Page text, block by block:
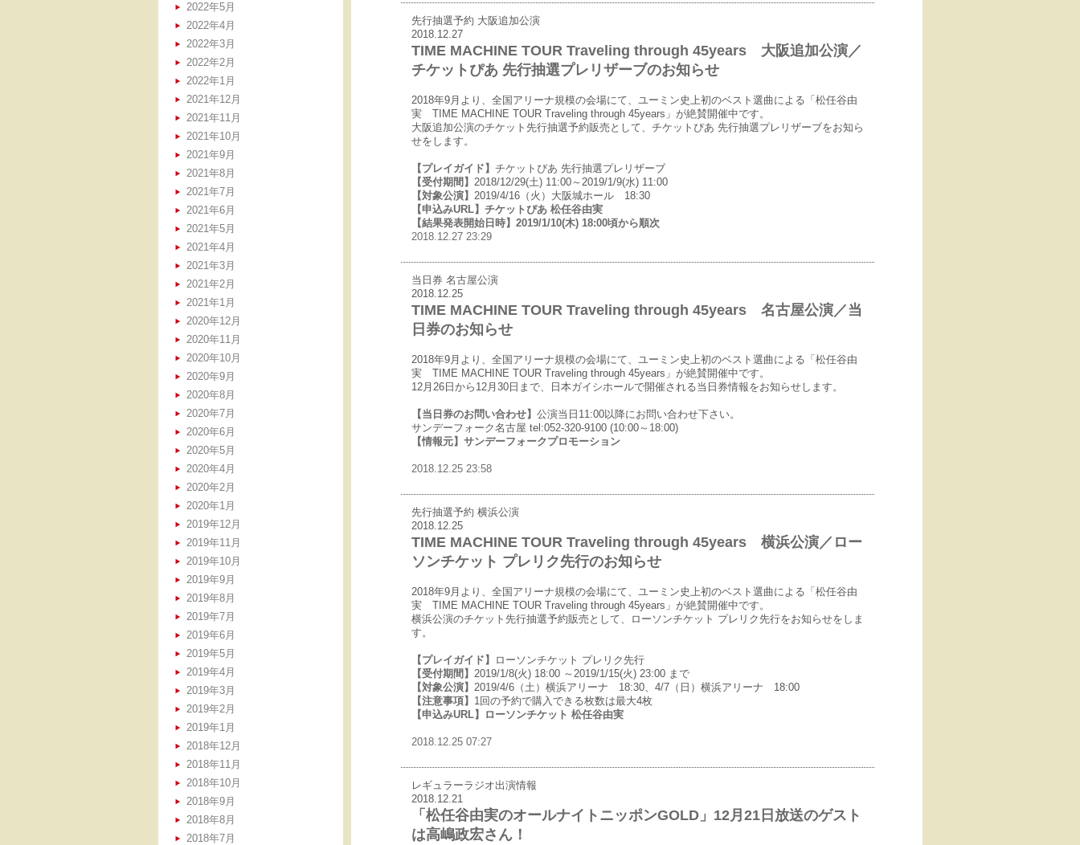
先行抽選予約 大阪追加公演
2018.12.27
TIME MACHINE TOUR Traveling through 45years 大阪追加公演／
チケットぴあ 先行抽選プレリザーブのお知らせ
2018年9月より、全国アリーナ規模の会場にて、ユーミン史上初のベスト選曲による「松任谷由
実 TIME MACHINE TOUR Traveling through 45years」が絶賛開催中です。
大阪追加公演のチケット先行抽選予約販売として、チケットぴあ 先行抽選プレリザーブをお知ら
せをします。
【プレイガイド】 チケットぴあ 先行抽選プレリザーブ
【受付期間】 2018/12/29(土) 11:00～2019/1/9(水) 11:00
【対象公演】 2019/4/16（火）大阪城ホール 18:30
【申込みURL】 チケットぴあ 松任谷由実
【結果発表開始日時】 2019/1/10(木) 18:00頃から順次
2018.12.27 23:29
当日券 名古屋公演
2018.12.25
TIME MACHINE TOUR Traveling through 45years 名古屋公演／当
日券のお知らせ
2018年9月より、全国アリーナ規模の会場にて、ユーミン史上初のベスト選曲による「松任谷由
実 TIME MACHINE TOUR Traveling through 45years」が絶賛開催中です。
12月26日から12月30日まで、日本ガイシホールで開催される当日券情報をお知らせします。
【当日券のお問い合わせ】 公演当日11:00以降にお問い合わせ下さい。
サンデーフォーク名古屋 tel:052-320-9100 (10:00～18:00)
【情報元】 サンデーフォークプロモーション
2018.12.25 23:58
先行抽選予約 横浜公演
2018.12.25
TIME MACHINE TOUR Traveling through 45years 横浜公演／ロー
ソンチケット プレリク先行のお知らせ
2018年9月より、全国アリーナ規模の会場にて、ユーミン史上初のベスト選曲による「松任谷由
実 TIME MACHINE TOUR Traveling through 45years」が絶賛開催中です。
横浜公演のチケット先行抽選予約販売として、ローソンチケット プレリク先行をお知らせをしま
す。
【プレイガイド】
ローソンチケット プレリク先行
【受付期間】 2019/1/8(火) 18:00 ～2019/1/15(火) 23:00 まで
【対象公演】 2019/4/6（土）横浜アリーナ 18:30、4/7（日）横浜アリーナ 18:00
【注意事項】 1回の予約で購入できる枚数は最大4枚
【申込みURL】
ローソンチケット 松任谷由実
2018.12.25 07:27
レギュラーラジオ出演情報
2018.12.21
「松任谷由実のオールナイトニッポンGOLD」12月21日放送のゲスト
は高嶋政宏さん！
2022年5月
2022年4月
2022年3月
2022年2月
2022年1月
2021年12月
2021年11月
2021年10月
2021年9月
2021年8月
2021年7月
2021年6月
2021年5月
2021年4月
2021年3月
2021年2月
2021年1月
2020年12月
2020年11月
2020年10月
2020年9月
2020年8月
2020年7月
2020年6月
2020年5月
2020年4月
2020年2月
2020年1月
2019年12月
2019年11月
2019年10月
2019年9月
2019年8月
2019年7月
2019年6月
2019年5月
2019年4月
2019年3月
2019年2月
2019年1月
2018年12月
2018年11月
2018年10月
2018年9月
2018年8月
2018年7月